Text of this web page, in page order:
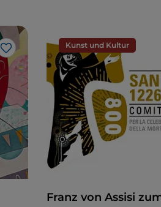
Like
Kunst und Kultur
Franz von Assisi